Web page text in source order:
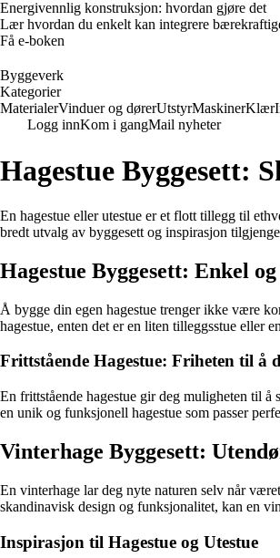
Energivennlig konstruksjon: hvordan gjøre det
Lær hvordan du enkelt kan integrere
Få e-boken
Byggeverk
Kategorier
MaterialerVinduer og dørerUtstyrMaskinerKlær
Logg innKom i gangMail nyheter
Hagestue Byggesett:
En hagestue eller utestue er et flott tillegg til
bredt utvalg av byggesett og inspirasjon
Hagestue Byggesett: Enkel
Å bygge din egen hagestue trenger ikke være
hagestue, enten det er en liten tilleggsstue eller
Frittstående Hagestue: Friheten til å
En frittstående hagestue gir deg muligheten til
en unik og funksjonell hagestue som passer
Vinterhage Byggesett:
En vinterhage lar deg nyte naturen selv når
skandinavisk design og funksjonalitet, kan en
Inspirasjon til Hagestue og Utestue